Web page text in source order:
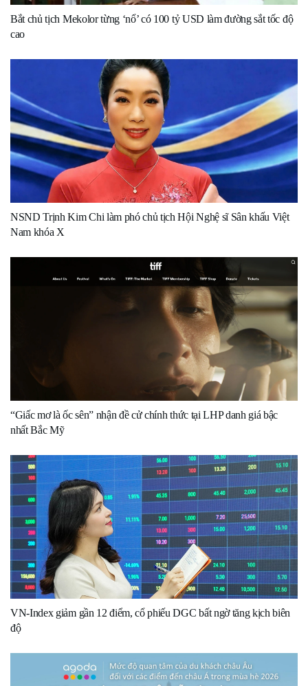
Bắt chủ tịch Mekolor từng ‘nổ’ có 100 tỷ USD làm đường sắt tốc độ
cao
NSND Trịnh Kim Chi làm phó chủ tịch Hội Nghệ sĩ Sân khấu Việt
Nam khóa X
“Giấc mơ là ốc sên” nhận đề cử chính thức tại LHP danh giá bậc
nhất Bắc Mỹ
VN-Index giảm gần 12 điểm, cổ phiếu DGC bất ngờ tăng kịch biên
độ